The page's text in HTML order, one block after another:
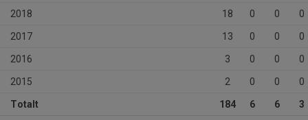
2018 18 0 0 0
2017 13 0 0 0
2016 3 0 0 0
2015 2 0 0 0
Totalt 184 6 6 3